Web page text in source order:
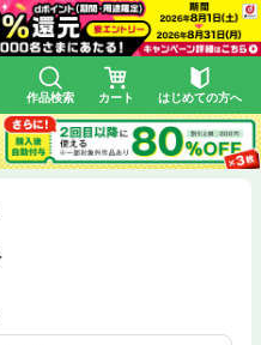
作品検索 カート はじめての方へ